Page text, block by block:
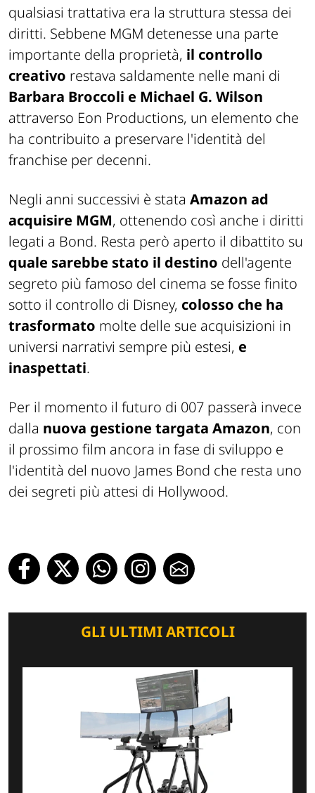
qualsiasi trattativa era la struttura stessa dei
diritti. Sebbene MGM detenesse una parte
importante della proprietà, il controllo
creativo restava saldamente nelle mani di
Barbara Broccoli e Michael G. Wilson
attraverso Eon Productions, un elemento che
ha contribuito a preservare l'identità del
franchise per decenni.
Negli anni successivi è stata Amazon ad
acquisire MGM, ottenendo così anche i diritti
legati a Bond. Resta però aperto il dibattito su
quale sarebbe stato il destino dell'agente
segreto più famoso del cinema se fosse finito
sotto il controllo di Disney, colosso che ha
trasformato molte delle sue acquisizioni in
universi narrativi sempre più estesi, e
inaspettati.
Per il momento il futuro di 007 passerà invece
dalla nuova gestione targata Amazon, con
il prossimo film ancora in fase di sviluppo e
l'identità del nuovo James Bond che resta uno
dei segreti più attesi di Hollywood.
GLI ULTIMI ARTICOLI